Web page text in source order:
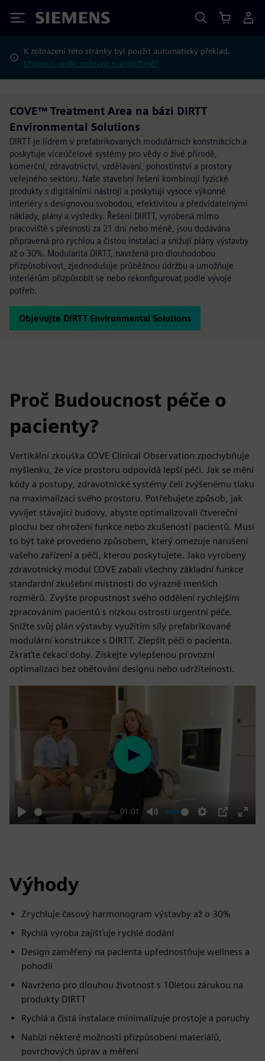
Siemens
K zobrazení této stránky byl použit automatický překlad.
Chcete ji raději zobrazit v angličtině?
COVE™ Treatment Area na bázi DIRTT
Environmental Solutions
DIRTT je lídrem v prefabrikovaných modulárních konstrukcích a
poskytuje víceúčelové systémy pro vědy o živé přírodě,
komerční, zdravotnictví, vzdělávání, pohostinství a prostory
veřejného sektoru. Naše stavební řešení kombinují fyzické
produkty s digitálními nástroji a poskytují vysoce výkonné
interiéry s designovou svobodou, efektivitou a předvídatelnými
náklady, plány a výsledky. Řešení DIRTT, vyrobená mimo
pracoviště s přesností za 21 dní nebo méně, jsou dodávána
připravená pro rychlou a čistou instalaci a snižují plány výstavby
až o 30%. Modularita DIRTT, navržená pro dlouhodobou
přizpůsobivost, zjednodušuje průběžnou údržbu a umožňuje
interiérům přizpůsobit se nebo rekonfigurovat podle vývoje
potřeb.
Objevujte DIRTT Environmental Solutions
Proč Budoucnost péče o
pacienty?
Vertikální zkouška COVE Clinical Observation zpochybňuje
myšlenku, že více prostoru odpovídá lepší péči. Jak se mění
kódy a postupy, zdravotnické systémy čelí zvýšenému tlaku
na maximalizaci svého prostoru. Potřebujete způsob, jak
vyvíjet stávající budovy, abyste optimalizovali čtvereční
plochu bez ohrožení funkce nebo zkušeností pacientů. Musí
to být také provedeno způsobem, který omezuje narušení
vašeho zařízení a péči, kterou poskytujete. Jako vyrobený
zdravotnický modul COVE zabalí všechny základní funkce
standardní zkušební místnosti do výrazně menších
rozměrů. Zvyšte propustnost svého oddělení rychlejším
zpracováním pacientů s nízkou ostrostí urgentní péče.
Snižte svůj plán výstavby využitím síly prefabrikované
modulární konstrukce s DIRTT. Zlepšit péči o pacienta.
Zkraťte čekací doby. Získejte vylepšenou provozní
optimalizaci bez obětování designu nebo udržitelnosti.
Play
01:01
Mute Settings
PIP
Enter
Play
Výhody
Zrychluje časový harmonogram výstavby až o 30%
Rychlá výroba zajišťuje rychlé dodání
Design zaměřený na pacienta upřednostňuje wellness a
pohodlí
Navrženo pro dlouhou životnost s 10letou zárukou na
produkty DIRTT
Rychlá a čistá instalace minimalizuje prostoje a poruchy
Nabízí některé možnosti přizpůsobení materiálů,
povrchových úprav a měření